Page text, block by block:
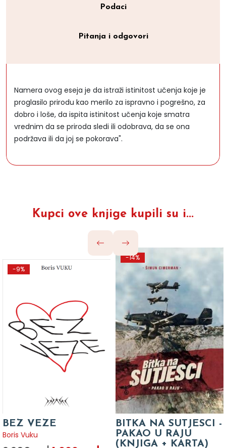
Podaci
Pitanja i odgovori
Namera ovog eseja je da istraži istinitost učenja koje je
proglasilo prirodu kao merilo za ispravno i pogrešno, za
dobro i loše, da ispita istinitost učenja koje smatra
vrednim da se priroda sledi ili odobrava, da se ona
podržava ili da joj se pokorava".
Kupci ove knjige kupili su i...
-9%
BEZ VEZE
Boris Vuku
-14%
BITKA NA SUTJESCI -
PAKAO U RAJU
(KNJIGA + KARTA)